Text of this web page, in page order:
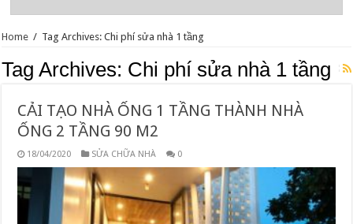
Home / Tag Archives: Chi phí sửa nhà 1 tầng
Tag Archives: Chi phí sửa nhà 1 tầng
CẢI TẠO NHÀ ỐNG 1 TẦNG THÀNH NHÀ
ỐNG 2 TẦNG 90 M2
18/04/2020 SỬA CHỮA NHÀ 0